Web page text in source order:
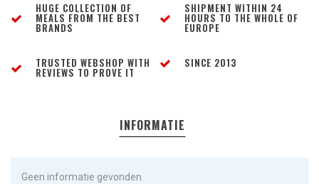
HUGE COLLECTION OF
MEALS FROM THE BEST
BRANDS
SHIPMENT WITHIN 24
HOURS TO THE WHOLE OF
EUROPE
TRUSTED WEBSHOP WITH
REVIEWS TO PROVE IT
SINCE 2013
INFORMATIE
Geen informatie gevonden